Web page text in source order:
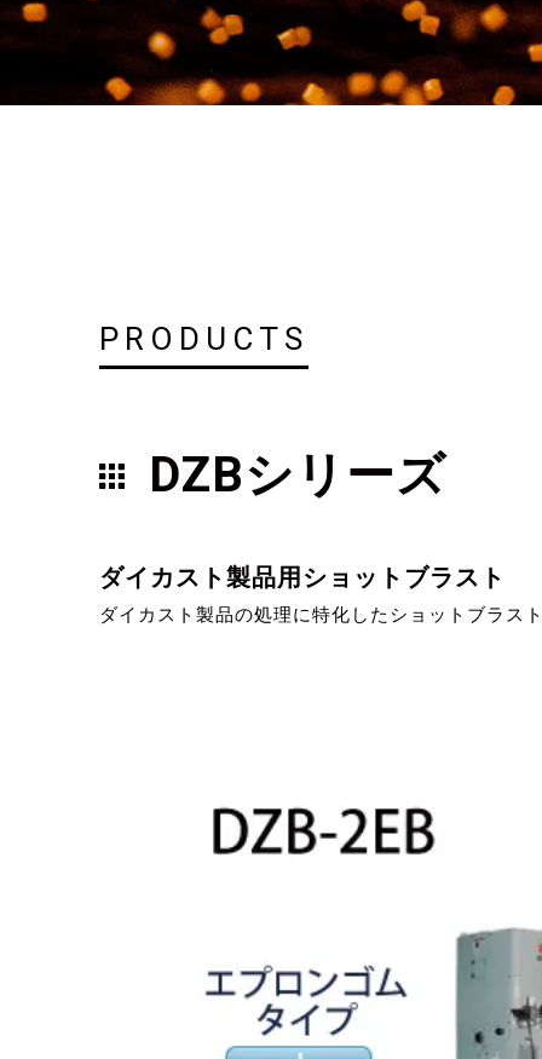
PRODUCTS
DZBシリーズ
ダイカスト製品用ショットブラスト
ダイカスト製品の処理に特化したショットブラス